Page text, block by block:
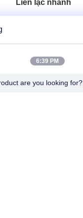
Liên lạc nhanh
6:39 PM
are you looking for?